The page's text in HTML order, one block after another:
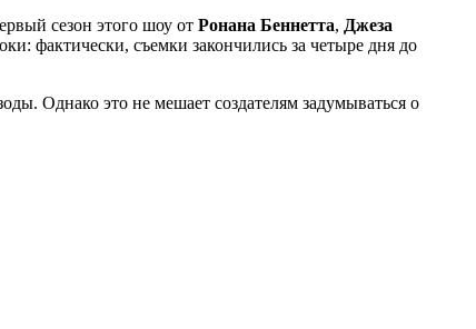
сезон этого шоу от Ронана Беннетта, Джеза
фактически, съемки закончились за четыре дня до
Однако это не мешает создателям задумываться о